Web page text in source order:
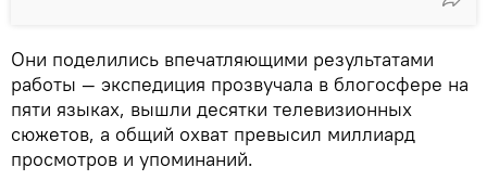
Они поделились впечатляющими результатами
работы — экспедиция прозвучала в блогосфере на
пяти языках, вышли десятки телевизионных
сюжетов, а общий охват превысил миллиард
просмотров и упоминаний.